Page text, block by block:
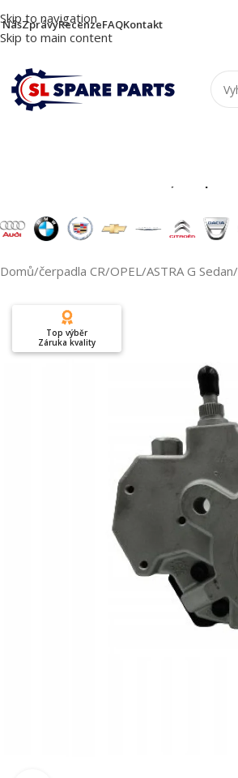
Skip to navigation
Skip to main content
NásZprávyRecenzeFAQKontakt
Domů/čerpadla CR/OPEL/ASTRA G Sedan/
Top výběr
Záruka kvality